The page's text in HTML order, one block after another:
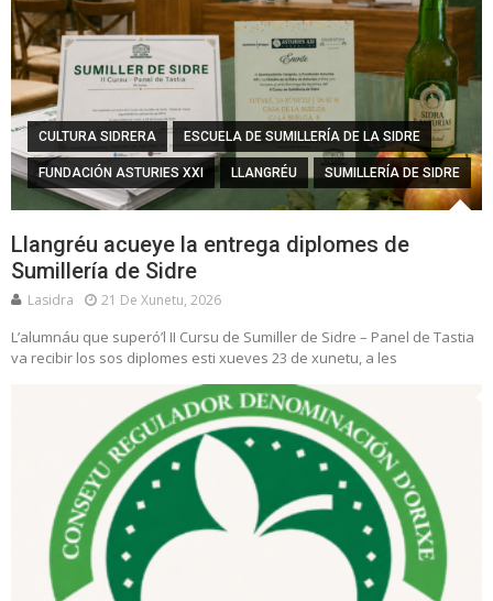
CULTURA SIDRERA ESCUELA DE SUMILLERÍA DE LA SIDRE
FUNDACIÓN ASTURIES XXI LLANGRÉU SUMILLERÍA DE SIDRE
Llangréu acueye la entrega diplomes de
Sumillería de Sidre
Lasidra 21 De Xunetu, 2026
L’alumnáu que superó’l II Cursu de Sumiller de Sidre – Panel de Tastia
va recibir los sos diplomes esti xueves 23 de xunetu, a les